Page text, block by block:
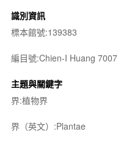
識別資訊
標本館號:139383
編目號:Chien-I Huang 7007
主題與關鍵字
界:植物界
界（英文）:Plantae